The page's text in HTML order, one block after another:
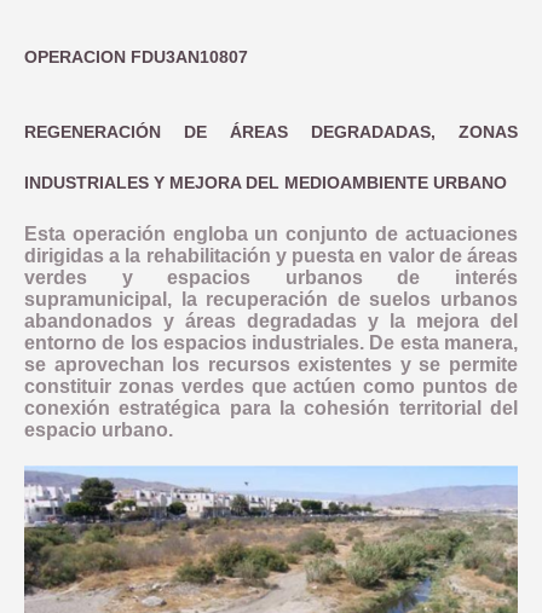
OPERACION FDU3AN10807
REGENERACIÓN DE ÁREAS DEGRADADAS, ZONAS
INDUSTRIALES Y MEJORA DEL MEDIOAMBIENTE URBANO
Esta operación engloba un conjunto de actuaciones
dirigidas a la rehabilitación y puesta en valor de áreas
verdes y espacios urbanos de interés
supramunicipal, la recuperación de suelos urbanos
abandonados y áreas degradadas y la mejora del
entorno de los espacios industriales. De esta manera,
se aprovechan los recursos existentes y se permite
constituir zonas verdes que actúen como puntos de
conexión estratégica para la cohesión territorial del
espacio urbano.